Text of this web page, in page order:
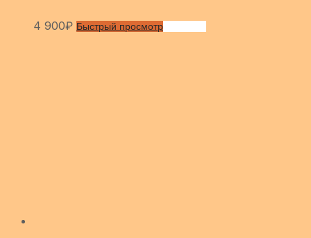
4 900₽ Быстрый просмотр